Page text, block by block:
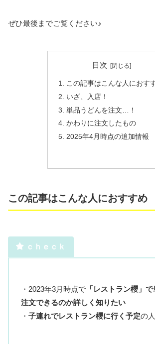
ぜひ最後までご覧ください♪
目次
この記事はこんな人におす
いざ、入店！
単品うどんを注文…！
かわりに注文したもの
2025年4月時点の追加情報
この記事はこんな人におすすめ
ｃｈｅｃｋ
・2023年3月時点で 「レストラン櫻」で
注文できるのか詳しく知りたい
・ 子連れでレストラン櫻に行く予定の人